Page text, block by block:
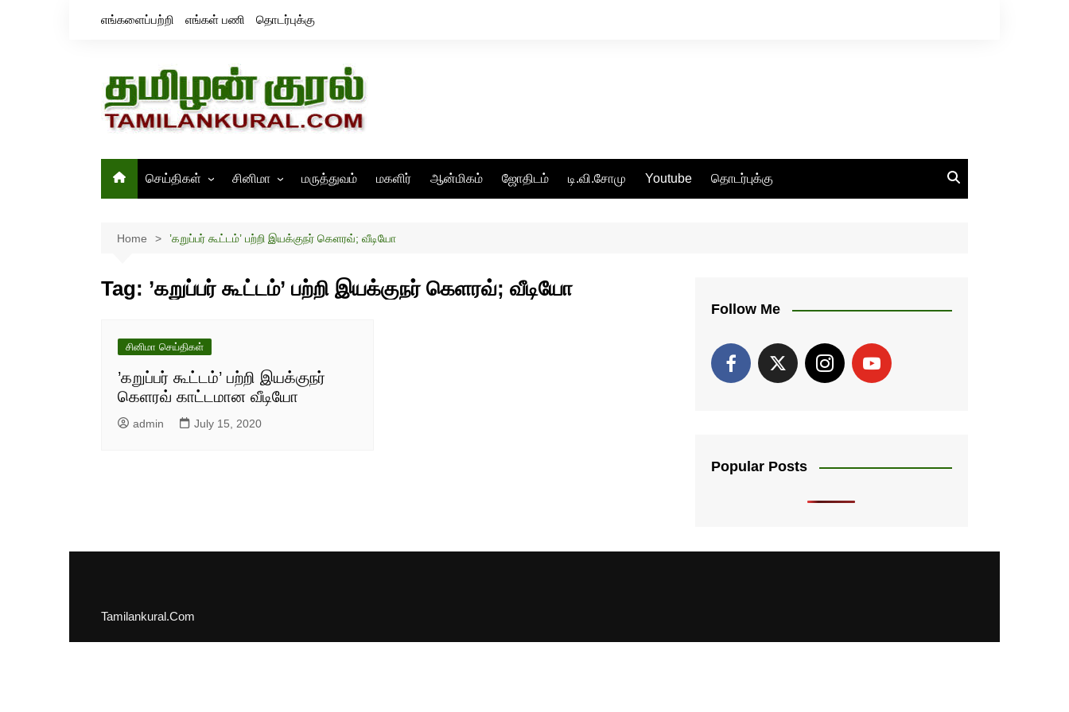
எங்களைப்பற்றி எங்கள் பணி தொடர்புக்கு
செய்திகள்
இந்தியா
சினிமா
திரைவிமர்சனம்
மருத்துவம் மகளிர் ஆன்மிகம் ஜோதிடம் டி.வி.சோமு Youtube தொடர்புக்கு
Home ’கறுப்பர் கூட்டம்’ பற்றி இயக்குநர் கெளரவ்; வீடியோ
Tag: ’கறுப்பர் கூட்டம்’ பற்றி இயக்குநர் கெளரவ்; வீடியோ
சினிமா செய்திகள்
’கறுப்பர் கூட்டம்’ பற்றி இயக்குநர்
கெளரவ் காட்டமான வீடியோ
admin July 15, 2020
Follow Me
Popular Posts
Tamilankural.Com